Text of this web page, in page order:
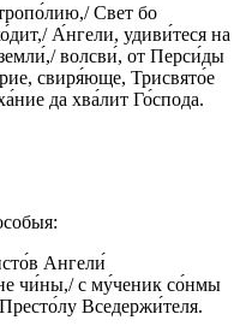
Свет бо
А́нгели, удиви́теся на
волсви́, от Перси́ды
свиря́юще, Трисвято́е
да хва́лит Го́спода.
Ангели́
чи́ны,/ с му́ченик со́нмы
Вседержи́теля.